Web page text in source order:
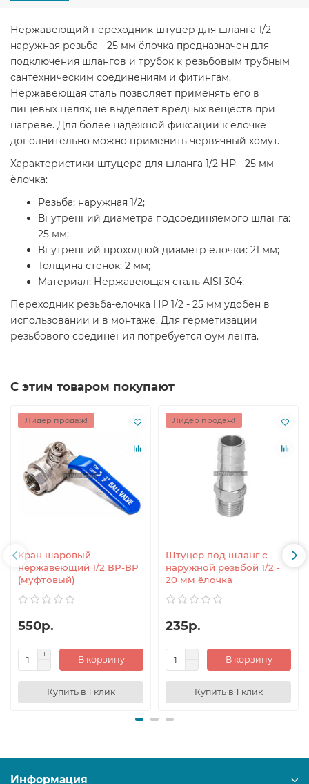
Нержавеющий переходник штуцер для шланга 1/2
наружная резьба - 25 мм ёлочка предназначен для
подключения шлангов и трубок к резьбовым трубным
сантехническим соединениям и фитингам.
Нержавеющая сталь позволяет применять его в
пищевых целях, не выделяет вредных веществ при
нагреве. Для более надежной фиксации к елочке
дополнительно можно применить червячный хомут.
Характеристики штуцера для шланга 1/2 НР - 25 мм
ёлочка:
Резьба: наружная 1/2;
Внутренний диаметра подсоединяемого шланга:
25 мм;
Внутренний проходной диаметр ёлочки: 21 мм;
Толщина стенок: 2 мм;
Материал: Нержавеющая сталь AISI 304;
Переходник резьба-елочка НР 1/2 - 25 мм удобен в
использовании и в монтаже. Для герметизации
резьбового соединения потребуется фум лента.
С этим товаром покупают
Лидер продаж!
Кран шаровый
нержавеющий 1/2 ВР-ВР
(муфтовый)
550р.
В корзину
Купить в 1 клик
Лидер продаж!
Штуцер под шланг с
наружной резьбой 1/2 -
20 мм ёлочка
235р.
В корзину
Купить в 1 клик
Информация